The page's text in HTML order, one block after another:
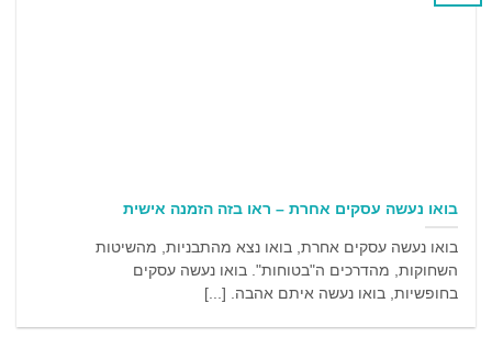
בואו נעשה עסקים אחרת – ראו בזה הזמנה אישית
בואו נעשה עסקים אחרת, בואו נצא מהתבניות, מהשיטות
השחוקות, מהדרכים ה"בטוחות". בואו נעשה עסקים
בחופשיות, בואו נעשה איתם אהבה. [...]